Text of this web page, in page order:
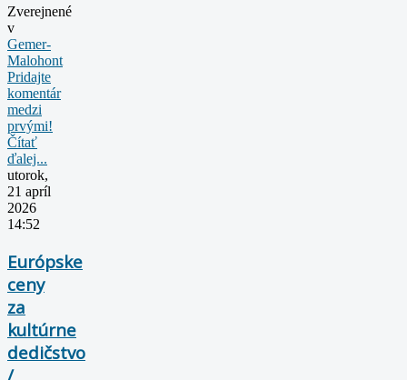
Zverejnené
v
Gemer-
Malohont
Pridajte
komentár
medzi
prvými!
Čítať
ďalej...
utorok,
21 apríl
2026
14:52
Európske
ceny
za
kultúrne
dedičstvo
/